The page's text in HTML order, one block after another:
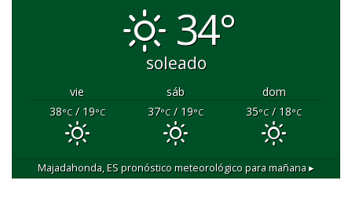
34°
soleado
vie sáb
dom
38°C/ 19°C 37°C/ 19°C 35°C/ 18°C
Majadahonda, ESpronóstico meteorológico para mañana ▸